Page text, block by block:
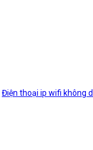
Điện thoại ip wifi không